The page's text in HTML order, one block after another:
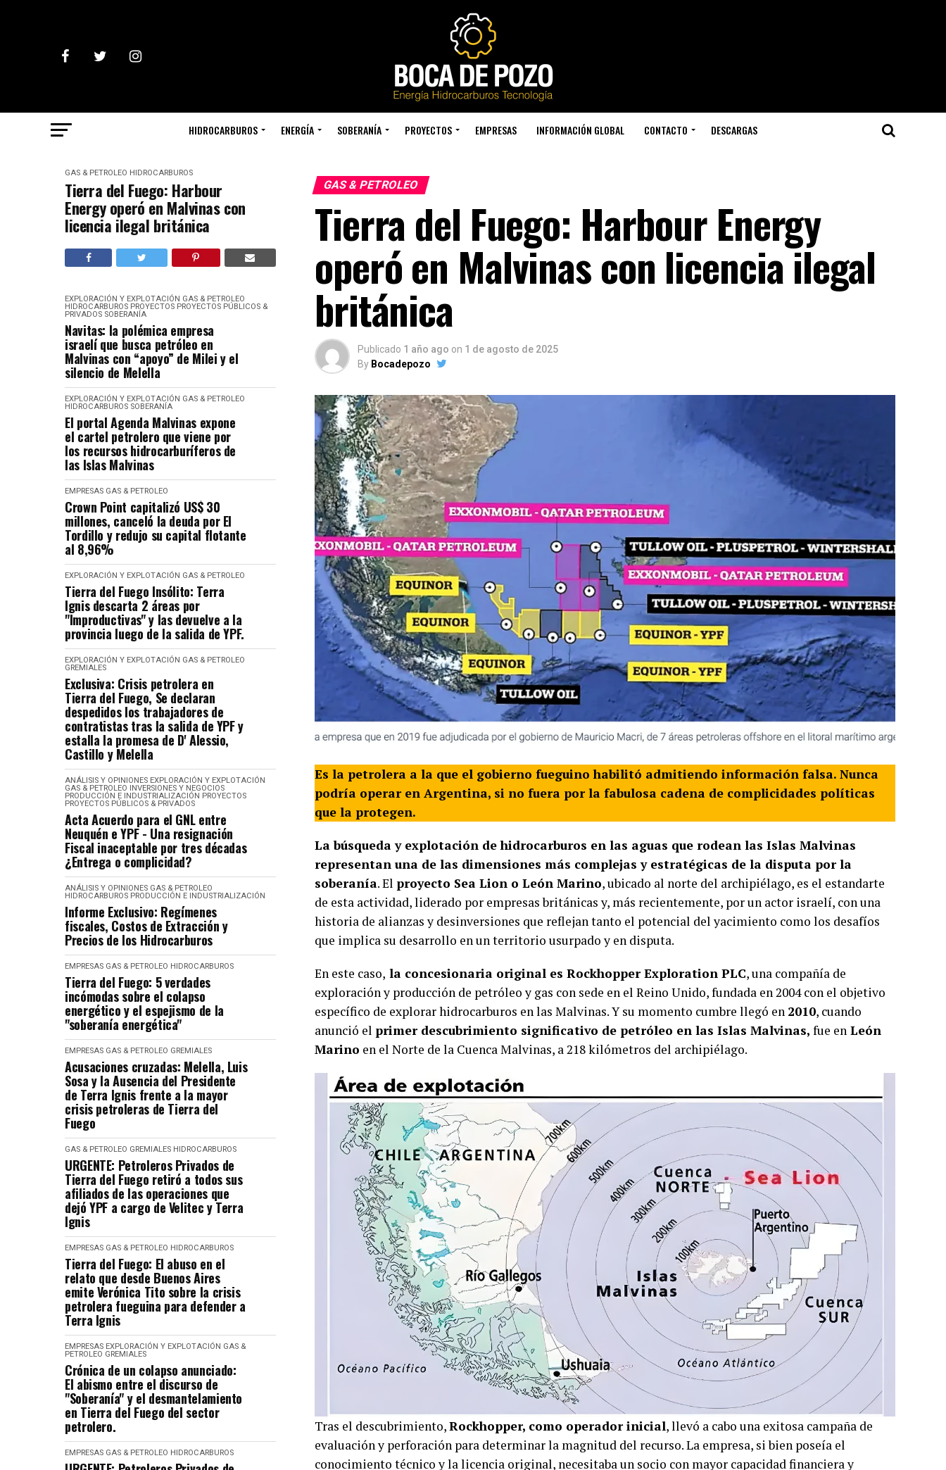
HIDROCARBUROS ENERGÍA SOBERANÍA PROYECTOS EMPRESAS INFORMACIÓN GLOBAL CONTACTO DESCARGAS
GAS & PETROLEO HIDROCARBUROS
Tierra del Fuego: Harbour
Energy operó en Malvinas con
licencia ilegal británica
EXPLORACIÓN Y EXPLOTACIÓN GAS & PETROLEO
HIDROCARBUROS PROYECTOS PROYECTOS PÚBLICOS &
PRIVADOS SOBERANÍA
Navitas: la polémica empresa
israelí que busca petróleo en
Malvinas con “apoyo” de Milei y el
silencio de Melella
EXPLORACIÓN Y EXPLOTACIÓN GAS & PETROLEO
HIDROCARBUROS SOBERANÍA
El portal Agenda Malvinas expone
el cartel petrolero que viene por
los recursos hidrocarburíferos de
las Islas Malvinas
EMPRESAS GAS & PETROLEO
Crown Point capitalizó US$ 30
millones, canceló la deuda por El
Tordillo y redujo su capital flotante
al 8,96%
EXPLORACIÓN Y EXPLOTACIÓN GAS & PETROLEO
Tierra del Fuego Insólito: Terra
Ignis descarta 2 áreas por
"Improductivas" y las devuelve a la
provincia luego de la salida de YPF.
EXPLORACIÓN Y EXPLOTACIÓN GAS & PETROLEO
GREMIALES
Exclusiva: Crisis petrolera en
Tierra del Fuego, Se declaran
despedidos los trabajadores de
contratistas tras la salida de YPF y
estalla la promesa de D' Alessio,
Castillo y Melella
ANÁLISIS Y OPINIONES EXPLORACIÓN Y EXPLOTACIÓN
GAS & PETROLEO INVERSIONES Y NEGOCIOS
PRODUCCIÓN E INDUSTRIALIZACIÓN PROYECTOS
PROYECTOS PÚBLICOS & PRIVADOS
Acta Acuerdo para el GNL entre
Neuquén e YPF - Una resignación
Fiscal inaceptable por tres décadas
¿Entrega o complicidad?
ANÁLISIS Y OPINIONES GAS & PETROLEO
HIDROCARBUROS PRODUCCIÓN E INDUSTRIALIZACIÓN
Informe Exclusivo: Regímenes
fiscales, Costos de Extracción y
Precios de los Hidrocarburos
EMPRESAS GAS & PETROLEO HIDROCARBUROS
Tierra del Fuego: 5 verdades
incómodas sobre el colapso
energético y el espejismo de la
"soberanía energética"
EMPRESAS GAS & PETROLEO GREMIALES
Acusaciones cruzadas: Melella, Luis
Sosa y la Ausencia del Presidente
de Terra Ignis frente a la mayor
crisis petroleras de Tierra del
Fuego
GAS & PETROLEO GREMIALES HIDROCARBUROS
URGENTE: Petroleros Privados de
Tierra del Fuego retiró a todos sus
afiliados de las operaciones que
dejó YPF a cargo de Velitec y Terra
Ignis
EMPRESAS GAS & PETROLEO HIDROCARBUROS
Tierra del Fuego: El abuso en el
relato que desde Buenos Aires
emite Verónica Tito sobre la crisis
petrolera fueguina para defender a
Terra Ignis
EMPRESAS EXPLORACIÓN Y EXPLOTACIÓN GAS &
PETROLEO GREMIALES
Crónica de un colapso anunciado:
El abismo entre el discurso de
"Soberanía" y el desmantelamiento
en Tierra del Fuego del sector
petrolero.
EMPRESAS GAS & PETROLEO HIDROCARBUROS
GAS & PETROLEO
Tierra del Fuego: Harbour Energy
operó en Malvinas con licencia ilegal
británica
Publicado 1 año ago on 1 de agosto de 2025
By Bocadepozo
Es la petrolera a la que el gobierno fueguino habilitó admitiendo información falsa. Nunca
podría operar en Argentina, si no fuera por la fabulosa cadena de complicidades políticas
que la protegen.
La búsqueda y explotación de hidrocarburos en las aguas que rodean las Islas Malvinas
representan una de las dimensiones más complejas y estratégicas de la disputa por la
soberanía. El proyecto Sea Lion o León Marino, ubicado al norte del archipiélago, es el estandarte
de esta actividad, liderado por empresas británicas y, más recientemente, por un actor israelí, con una
historia de alianzas y desinversiones que reflejan tanto el potencial del yacimiento como los desafíos
que implica su desarrollo en un territorio usurpado y en disputa.
En este caso, la concesionaria original es Rockhopper Exploration PLC, una compañía de
exploración y producción de petróleo y gas con sede en el Reino Unido, fundada en 2004 con el objetivo
específico de explorar hidrocarburos en las Malvinas. Y su momento cumbre llegó en 2010, cuando
anunció el primer descubrimiento significativo de petróleo en las Islas Malvinas, fue en León
Marino en el Norte de la Cuenca Malvinas, a 218 kilómetros del archipiélago.
Tras el descubrimiento,Rockhopper, como operador inicial, llevó a cabo una exitosa campaña de
evaluación y perforación para determinar la magnitud del recurso. La empresa, si bien poseía el
conocimiento técnico y la licencia original, necesitaba un socio con mayor capacidad financiera y